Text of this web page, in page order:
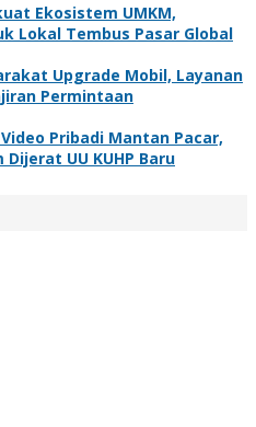
Ekosistem UMKM,
Lokal Tembus Pasar Global
Upgrade Mobil, Layanan
Permintaan
Pribadi Mantan Pacar,
UU KUHP Baru